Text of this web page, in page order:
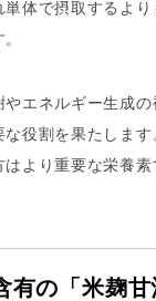
体で摂取するよ
エネルギー生成の
な役割を果たしま
より重要な栄養素
有の「米麹甘